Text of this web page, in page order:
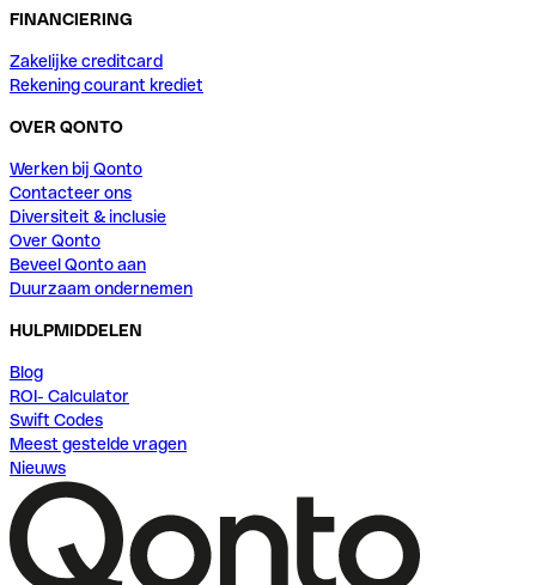
FINANCIERING
Zakelijke creditcard
Rekening courant krediet
OVER QONTO
Werken bij Qonto
Contacteer ons
Diversiteit & inclusie
Over Qonto
Beveel Qonto aan
Duurzaam ondernemen
HULPMIDDELEN
Blog
ROI- Calculator
Swift Codes
Meest gestelde vragen
Nieuws